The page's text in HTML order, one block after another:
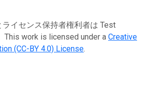
イセンス保持者権利者は Test
This work is licensed under a Creative
(CC-BY 4.0) License.